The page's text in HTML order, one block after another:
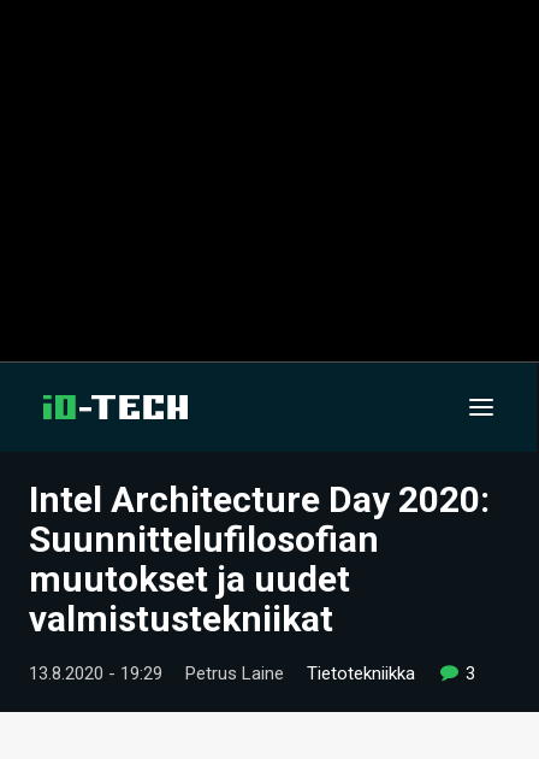
UUTISET
ARTIKKELIT
VIDEOT
TECHBBS
Intel Architecture Day 2020:
Suunnittelufilosofian
muutokset ja uudet
valmistustekniikat
13.8.2020 - 19:29 Petrus Laine Tietotekniikka 3